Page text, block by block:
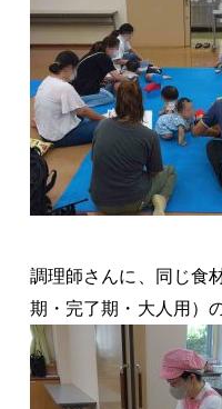
調理師さんに、
同じ食
期・完了期・大人用）